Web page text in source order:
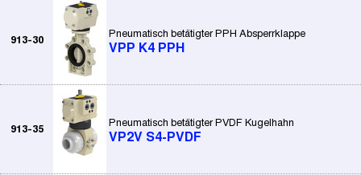
913-30
Pneumatisch betätigter PPH Absperrklappe
VPP K4 PPH
913-35
Pneumatisch betätigter PVDF Kugelhahn
VP2V S4-PVDF